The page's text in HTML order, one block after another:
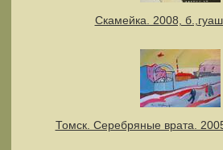
Скамейка. 2008,
Томск. Серебряные врата.